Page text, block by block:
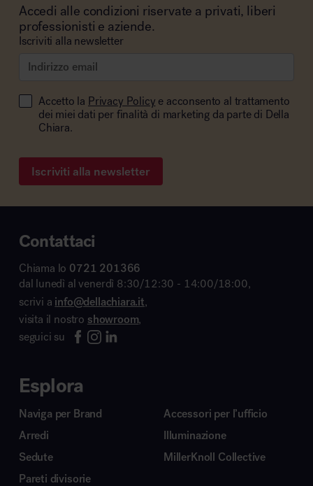
Accedi alle condizioni riservate a privati, liberi
professionisti e aziende.
Iscriviti alla newsletter
Accetto la Privacy Policy e acconsento al trattamento
dei miei dati per finalità di marketing da parte di Della
Chiara.
Iscriviti alla newsletter
Contattaci
Chiama lo 0721 201366
dal lunedì al venerdì 8:30/12:30 - 14:00/18:00,
scrivi a info@dellachiara.it,
visita il nostro showroom,
seguici su
Esplora
Naviga per Brand
Arredi
Sedute
Pareti divisorie
Accessori per l’ufficio
Illuminazione
MillerKnoll Collective